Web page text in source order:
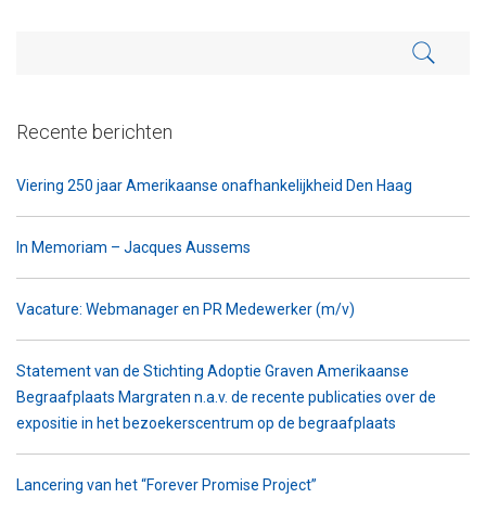
Recente berichten
Viering 250 jaar Amerikaanse onafhankelijkheid Den Haag
In Memoriam – Jacques Aussems
Vacature: Webmanager en PR Medewerker (m/v)
Statement van de Stichting Adoptie Graven Amerikaanse
Begraafplaats Margraten n.a.v. de recente publicaties over de
expositie in het bezoekerscentrum op de begraafplaats
Lancering van het “Forever Promise Project”